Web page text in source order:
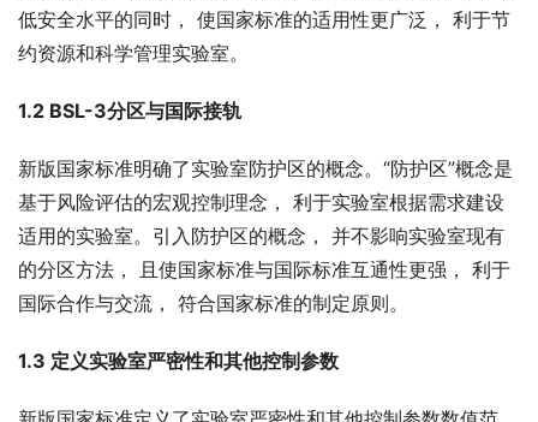
低安全水平的同时， 使国家标准的适用性更广泛， 利于节
约资源和科学管理实验室。
1.2 BSL-3分区与国际接轨
新版国家标准明确了实验室防护区的概念。“防护区”概念是
基于风险评估的宏观控制理念， 利于实验室根据需求建设
适用的实验室。引入防护区的概念， 并不影响实验室现有
的分区方法， 且使国家标准与国际标准互通性更强， 利于
国际合作与交流， 符合国家标准的制定原则。
1.3 定义实验室严密性和其他控制参数